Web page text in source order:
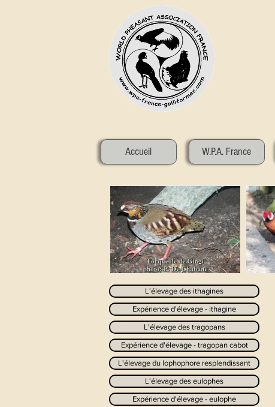
Accueil W.P.A. France
L'élevage des ithagines
Expérience d'élevage - ithagine
L'élevage des tragopans
Expérience d'élevage - tragopan cabot
L'élevage du lophophore resplendissant
L'élevage des eulophes
Expérience d'élevage - eulophe